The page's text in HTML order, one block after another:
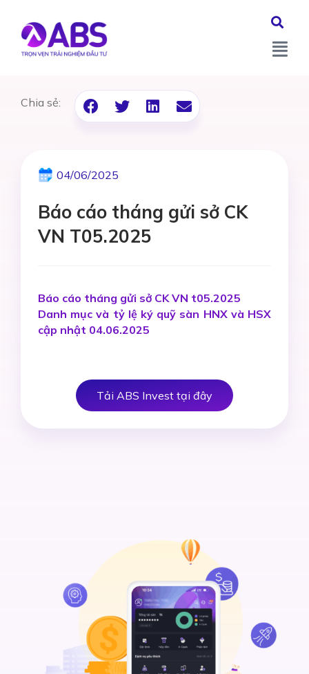
Chia sẻ:
04/06/2025
Báo cáo tháng gửi sở CK
VN T05.2025
Báo cáo tháng gửi sở CK VN t05.2025
Danh mục và tỷ lệ ký quỹ sàn HNX và HSX
cập nhật 04.06.2025
Tải ABS Invest tại đây